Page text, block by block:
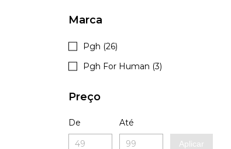
Marca
Pgh (26)
Pgh For Human (3)
Preço
De Até
Aplicar